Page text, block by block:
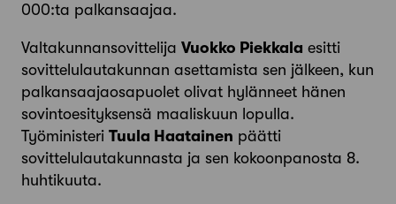
000:ta palkansaajaa.
Valtakunnansovittelija Vuokko Piekkala esitti
sovittelulautakunnan asettamista sen jälkeen, kun
palkansaajaosapuolet olivat hylänneet hänen
sovintoesityksensä maaliskuun lopulla.
Työministeri Tuula Haatainen päätti
sovittelulautakunnasta ja sen kokoonpanosta 8.
huhtikuuta.